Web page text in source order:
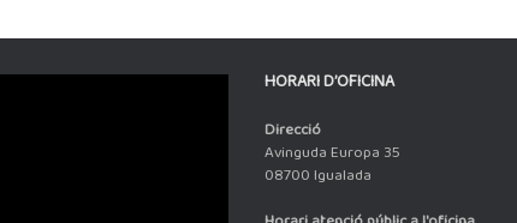
HORARI D’OFICINA
Direcció
Avinguda Europa 35
08700 Igualada